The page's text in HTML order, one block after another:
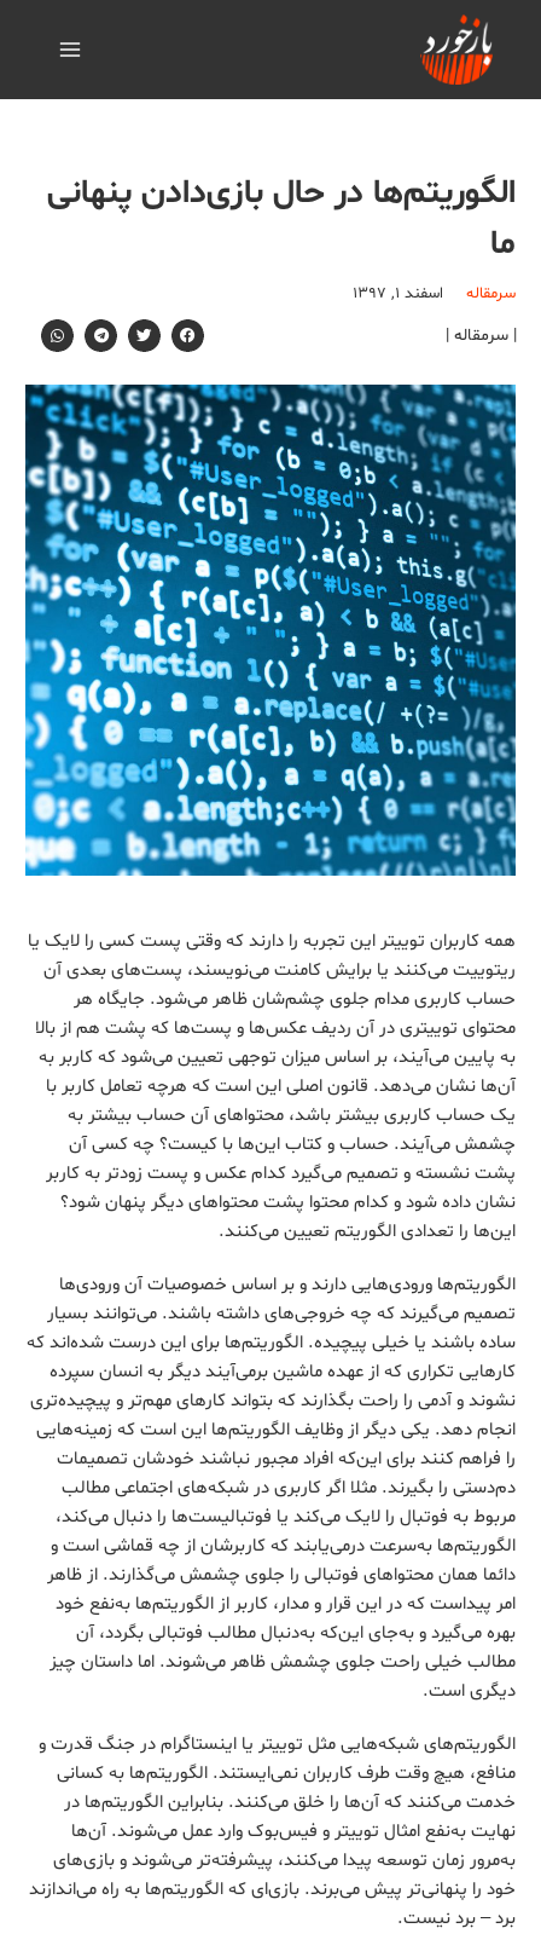
الگوریتم‌ها در حال بازی‌دادن پنهانی
ما
سرمقاله اسفند ۱, ۱۳۹۷
| سرمقاله |
همه کاربران توییتر این تجربه را دارند که وقتی پست کسی را لایک یا
ریتوییت می‌کنند یا برایش کامنت می‌نویسند، پست‌های بعدی آن
حساب کاربری مدام جلوی چشم‌شان ظاهر می‌شود. جایگاه هر
محتوای توییتری در آن ردیف عکس‌ها و پست‌ها که پشت هم از بالا
به پایین می‌آیند، بر اساس میزان توجهی تعیین می‌شود که کاربر به
آن‌ها نشان می‌دهد. قانون اصلی این است که هرچه تعامل کاربر با
یک حساب کاربری بیشتر باشد، محتواهای آن حساب بیشتر به
چشمش می‌آیند. حساب و کتاب این‌ها با کیست؟ چه کسی آن
پشت نشسته و تصمیم می‌گیرد کدام عکس و پست زودتر به کاربر
نشان داده شود و کدام محتوا پشت محتواهای دیگر پنهان شود؟
این‌ها را تعدادی الگوریتم تعیین می‌کنند.
الگوریتم‌ها ورودی‌هایی دارند و بر اساس خصوصیات آن ورودی‌ها
تصمیم می‌گیرند که چه خروجی‌های داشته باشند. می‌توانند بسیار
ساده باشند یا خیلی پیچیده. الگوریتم‌ها برای این درست شده‌اند که
کارهایی تکراری که از عهده ماشین برمی‌آیند دیگر به انسان سپرده
نشوند و آدمی را راحت بگذارند که بتواند کارهای مهم‌تر و پیچیده‌تری
انجام دهد. یکی دیگر از وظایف الگوریتم‌ها این است که زمینه‌هایی
را فراهم کنند برای این‌که افراد مجبور نباشند خودشان تصمیمات
دم‌دستی را بگیرند. مثلا اگر کاربری در شبکه‌های اجتماعی مطالب
مربوط به فوتبال را لایک می‌کند یا فوتبالیست‌ها را دنبال می‌کند،
الگوریتم‌ها به‌سرعت درمی‌یابند که کاربرشان از چه قماشی است و
دائما همان محتواهای فوتبالی را جلوی چشمش می‌گذارند. از ظاهر
امر پیداست که در این قرار و مدار، کاربر از الگوریتم‌ها به‌نفع خود
بهره می‌گیرد و به‌جای این‌که به‌دنبال مطالب فوتبالی بگردد، آن
مطالب خیلی راحت جلوی چشمش ظاهر می‌شوند. اما داستان چیز
دیگری است.
الگوریتم‌های شبکه‌هایی مثل توییتر یا اینستاگرام در جنگ قدرت و
منافع، هیچ وقت طرف کاربران نمی‌ایستند. الگوریتم‌ها به کسانی
خدمت می‌کنند که آن‌ها را خلق می‌کنند. بنابراین الگوریتم‌ها در
نهایت به‌نفع امثال توییتر و فیس‌بوک وارد عمل می‌شوند. آن‌ها
به‌مرور زمان توسعه پیدا می‌کنند، پیشرفته‌تر می‌شوند و بازی‌های
خود را پنهانی‌تر پیش می‌برند. بازی‌ای که الگوریتم‌ها به راه می‌اندازند
برد – برد نیست.